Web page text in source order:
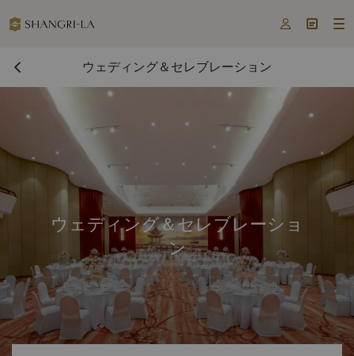
  
ウェディング＆セレブレーション
ウェディング＆セレブレーショ
ン